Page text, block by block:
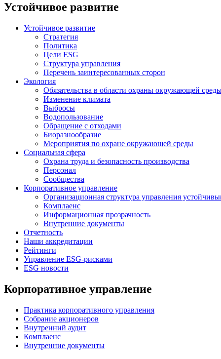
Устойчивое развитие
Устойчивое развитие
Стратегия
Политика
Цели ESG
Структура управления
Перечень заинтересованных сторон
Экология
Обязательства в области охраны окружающей
Изменение климата
Выбросы
Водопользование
Обращение с отходами
Биоразнообразие
Мероприятия по охране окружающей среды
Социальная сфера
Охрана труда и безопасность производства
Персонал
Сообщества
Корпоративное управление
Организационная структура управления
Комплаенс
Информационная прозрачность
Внутренние документы
Отчетность
Наши аккредитации
Рейтинги
Управление ESG-рисками
ESG новости
Корпоративное управление
Практика корпоративного управления
Собрание акционеров
Внутренний аудит
Комплаенс
Внутренние документы